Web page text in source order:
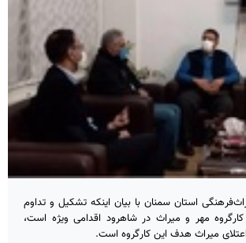
استان سمنان با بیان اینکه تشکیل و تداوم
مهر و میراث در شاهرود اقدامی ویژه است،
میراث هدف این کارگروه است.